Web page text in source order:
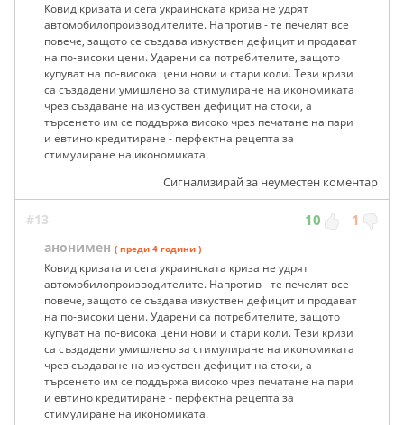
Ковид кризата и сега украинската криза не удрят
автомобилопроизводителите. Напротив - те печелят все
повече, защото се създава изкуствен дефицит и продават
на по-високи цени. Ударени са потребителите, защото
купуват на по-висока цени нови и стари коли. Тези кризи
са създадени умишлено за стимулиране на икономиката
чрез създаване на изкуствен дефицит на стоки, а
търсенето им се поддържа високо чрез печатане на пари
и евтино кредитиране - перфектна рецепта за
стимулиране на икономиката.
Сигнализирай за неуместен коментар
#13 10 1
анонимен ( преди 4 години )
Ковид кризата и сега украинската криза не удрят
автомобилопроизводителите. Напротив - те печелят все
повече, защото се създава изкуствен дефицит и продават
на по-високи цени. Ударени са потребителите, защото
купуват на по-висока цени нови и стари коли. Тези кризи
са създадени умишлено за стимулиране на икономиката
чрез създаване на изкуствен дефицит на стоки, а
търсенето им се поддържа високо чрез печатане на пари
и евтино кредитиране - перфектна рецепта за
стимулиране на икономиката.